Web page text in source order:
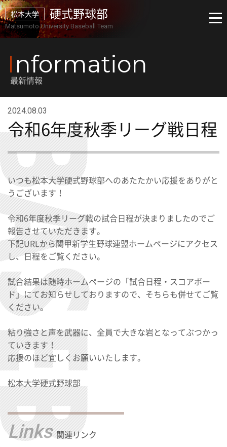
松本大学 硬式野球部
Matsumoto University Baseball Team
Information
最新情報
2024.08.03
令和6年度秋季リーグ戦日程
いつも松本大学硬式野球部へのあたたかい応援をありがと
うございます！
令和6年度秋季リーグ戦の試合日程が決まりましたのでご
報告させていただきます。
下記URLから関甲新学生野球連盟ホームページにアクセス
し、日程をご覧ください。
試合結果は随時ホームページの「試合日程・スコアボー
ド」にてお知らせしておりますので、そちらも併せてご覧
ください。
粘り強さと声を武器に、全員で大きな岩となってぶつかっ
ていきます！
応援のほど宜しくお願いいたします。
松本大学硬式野球部
Links 関連リンク